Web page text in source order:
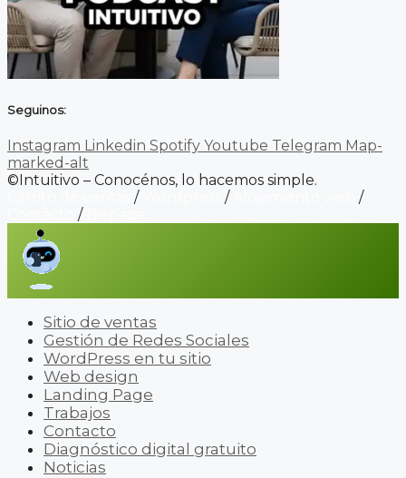
Seguinos:
Instagram Linkedin Spotify Youtube Telegram Map-
marked-alt
©Intuitivo – Conocénos, lo hacemos simple.
/ /
/
/
Sitio de ventas
Gestión de Redes Sociales
WordPress en tu sitio
Web design
Landing Page
Trabajos
Contacto
Diagnóstico digital gratuito
Noticias